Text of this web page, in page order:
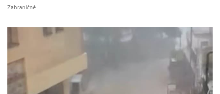
Zahraničné